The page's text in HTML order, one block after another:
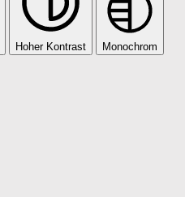
Hoher Kontrast Monochrom